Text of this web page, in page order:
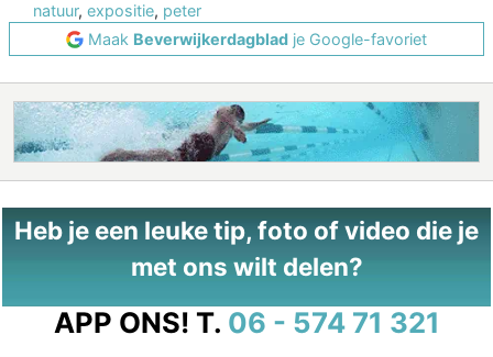
natuur, expositie, peter
Maak Beverwijkerdagblad je Google-favoriet
Heb je een leuke tip, foto of video die je
met ons wilt delen?
APP ONS! T. 06 - 574 71 321